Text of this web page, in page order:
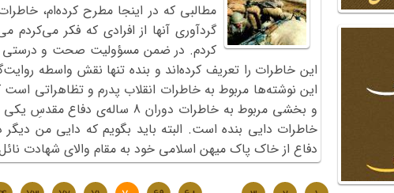
مطالبی که در اینجا مطرح کرده‌ام،
گردآوری آنها از افرادی که فکر
کردم. در ضمن مسؤولیت صحت و درستی
این خاطرات را تعریف کرده‌اند و بنده تنها نقش واسطه
این نوشته‌ها مربوط به خاطرات انقلاب پدرم و تظاهراتی
و بخشی مربوط به خاطرات دوران 8
خاطرات دایی بنده است. البته باید بگویم که دایی من
دفاع از خاک پاک میهن اسلامی خود به مقام والای شهادت